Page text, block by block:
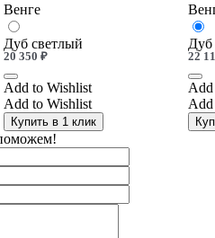
Венге
Дуб светлый
20 350 ₽
Add to Wishlist
Add to Wishlist
Купить в 1 клик
Дуб
22